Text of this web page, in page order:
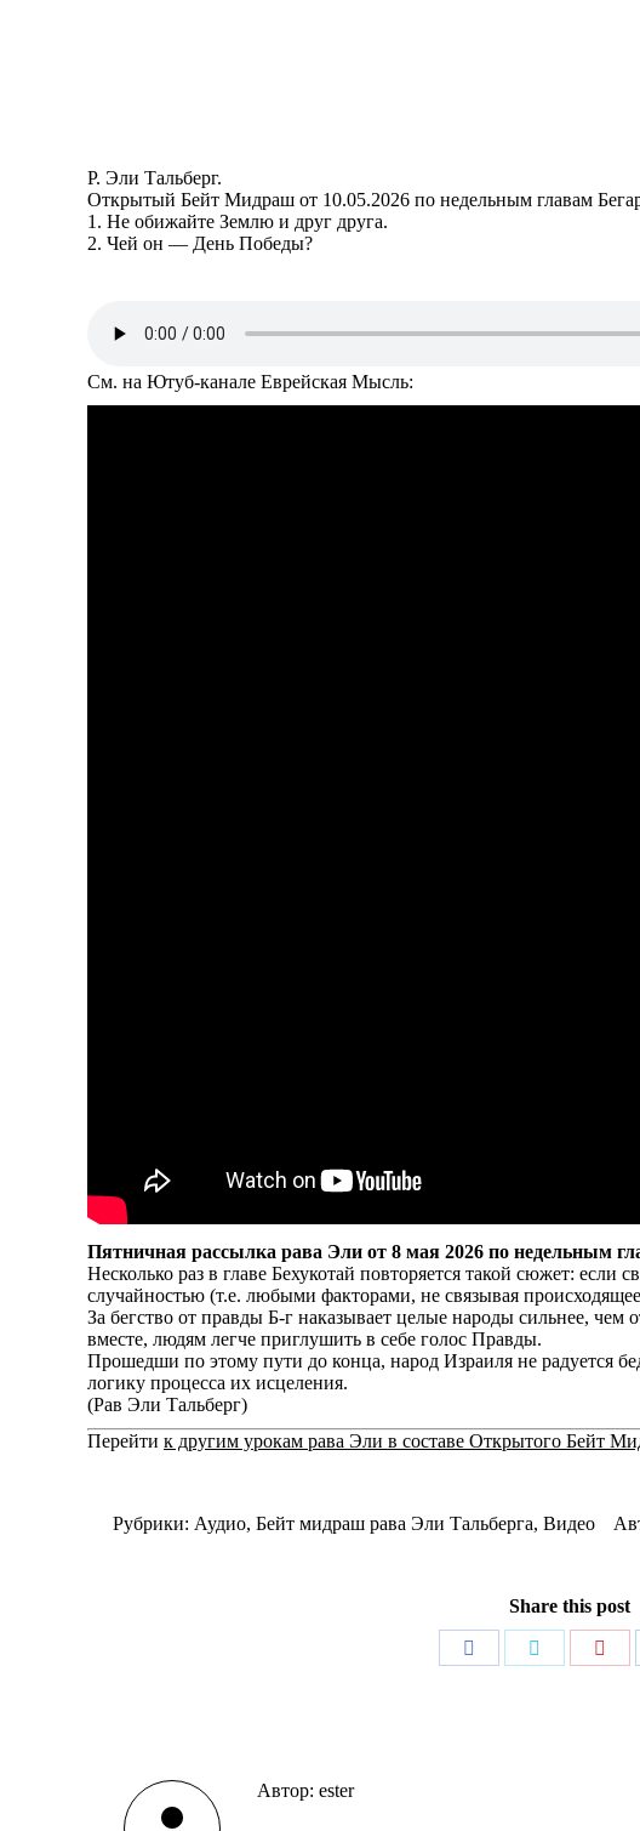
Р. Эли Тальберг.
Открытый Бейт Мидраш от 10.05.2026 по недельным главам
1. Не обижайте Землю и друг друга.
2. Чей он — День Победы?
См. на Ютуб-канале Еврейская Мысль:
Пятничная рассылка рава Эли от 8 мая 2026 по недельным
Несколько раз в главе Бехукотай повторяется такой сюжет: если
случайностью (т.е. любыми факторами, не связывая
За бегство от правды Б-г наказывает целые народы сильнее, чем
вместе, людям легче приглушить в себе голос Правды.
Прошедши по этому пути до конца, народ Израиля не радуется
логику процесса их исцеления.
(Рав Эли Тальберг)
Перейти к другим урокам рава Эли в составе Открытого Бейт
Рубрики: Аудио, Бейт мидраш рава Эли Тальберга, Видео
Share this post
ПоделитьсяПоделиться
Автор: ester